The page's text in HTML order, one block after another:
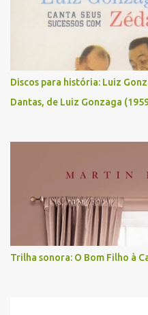
Discos para história: Luiz
Dantas, de Luiz Gonzaga
Trilha sonora: O Bom Filho à